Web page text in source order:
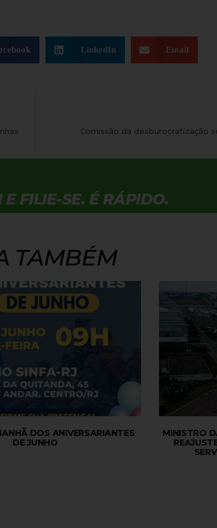
LinkedIn Email
Comissão da desburocratização
FILIE-SE. É RÁPIDO.
TAMBÉM
DOS ANIVERSARIANTES
DE JUNHO
MINISTRO